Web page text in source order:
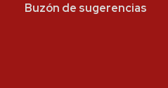
Buzón de sugerencias